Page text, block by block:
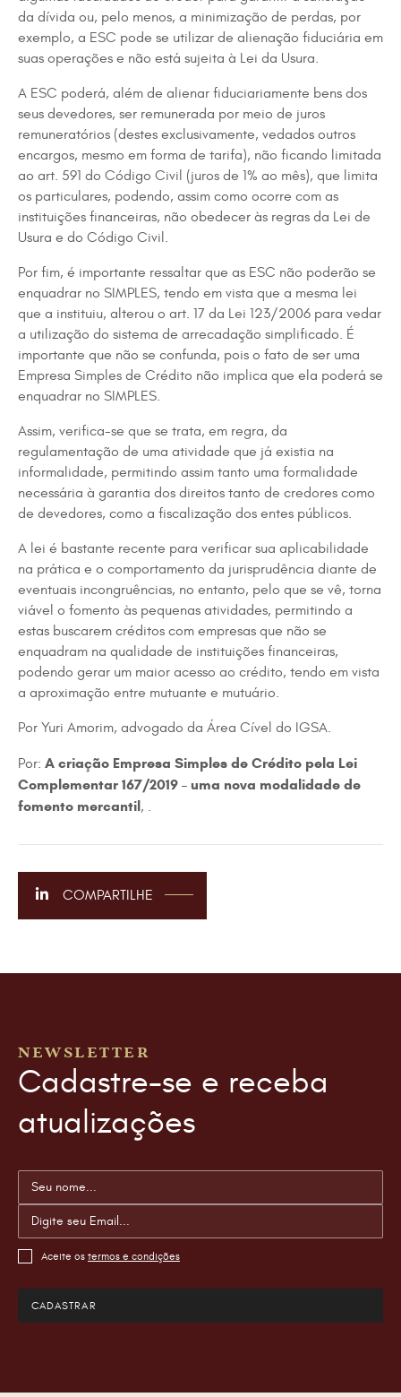
da dívida ou, pelo menos, a minimização de perdas, por
exemplo, a ESC pode se utilizar de alienação fiduciária em
suas operações e não está sujeita à Lei da Usura.
A ESC poderá, além de alienar fiduciariamente bens dos
seus devedores, ser remunerada por meio de juros
remuneratórios (destes exclusivamente, vedados outros
encargos, mesmo em forma de tarifa), não ficando limitada
ao art. 591 do Código Civil (juros de 1% ao mês), que limita
os particulares, podendo, assim como ocorre com as
instituições financeiras, não obedecer às regras da Lei de
Usura e do Código Civil.
Por fim, é importante ressaltar que as ESC não poderão se
enquadrar no SIMPLES, tendo em vista que a mesma lei
que a instituiu, alterou o art. 17 da Lei 123/2006 para vedar
a utilização do sistema de arrecadação simplificado. É
importante que não se confunda, pois o fato de ser uma
Empresa Simples de Crédito não implica que ela poderá se
enquadrar no SIMPLES.
Assim, verifica-se que se trata, em regra, da
regulamentação de uma atividade que já existia na
informalidade, permitindo assim tanto uma formalidade
necessária à garantia dos direitos tanto de credores como
de devedores, como a fiscalização dos entes públicos.
A lei é bastante recente para verificar sua aplicabilidade
na prática e o comportamento da jurisprudência diante de
eventuais incongruências, no entanto, pelo que se vê, torna
viável o fomento às pequenas atividades, permitindo a
estas buscarem créditos com empresas que não se
enquadram na qualidade de instituições financeiras,
podendo gerar um maior acesso ao crédito, tendo em vista
a aproximação entre mutuante e mutuário.
Por Yuri Amorim, advogado da Área Cível do IGSA.
Por: A criação Empresa Simples de Crédito pela Lei
Complementar 167/2019 – uma nova modalidade de
fomento mercantil, .
COMPARTILHE
NEWSLETTER
Cadastre-se e receba
atualizações
Aceite os termos e condições